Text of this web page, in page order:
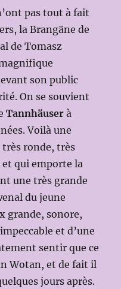
pas tout à fait
la Brangäne de
de Tomasz
son public
On se souvient
Tannhäuser à
Voilà une
très ronde, très
et qui emporte la
une très grande
du jeune
grande, sonore,
et d’une
sentir que ce
Wotan, et de fait il
jours après.